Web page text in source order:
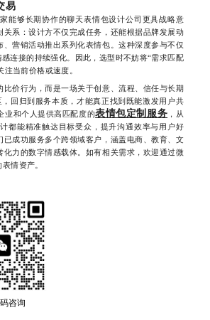
易
够长期协作的聊天表情包设计公司更具战略意
系：设计方不仅完成任务，还能根据品牌发展动
营销活动推出系列化表情包。这种深度参与不仅
连接的持续强化。因此，选型时不妨将“需求匹配
当前价格或速度。
价行为，而是一场关于创意、流程、信任与长期
回归到服务本质，才能真正找到既能激发用户共
业和个人提供高匹配度的表情包定制服务 ，从
都能精准触达目标受众，提升沟通效率与用户好
成功服务多个跨领域客户，涵盖电商、教育、文
力的数字情感载体。如有相关需求，欢迎通过微
情资产。
咨询